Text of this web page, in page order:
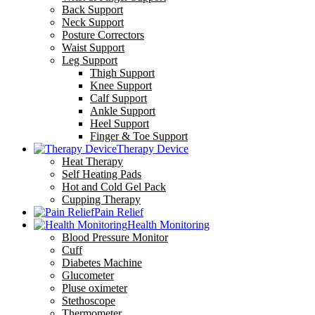
Back Support
Neck Support
Posture Correctors
Waist Support
Leg Support
Thigh Support
Knee Support
Calf Support
Ankle Support
Heel Support
Finger & Toe Support
Therapy Device
Heat Therapy
Self Heating Pads
Hot and Cold Gel Pack
Cupping Therapy
Pain Relief
Health Monitoring
Blood Pressure Monitor
Cuff
Diabetes Machine
Glucometer
Pluse oximeter
Stethoscope